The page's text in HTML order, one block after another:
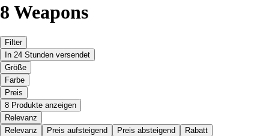
8 Weapons
Filter
In 24 Stunden versendet
Größe
Farbe
Preis
8 Produkte anzeigen
Relevanz
Relevanz
Preis aufsteigend Preis absteigend Rabatt